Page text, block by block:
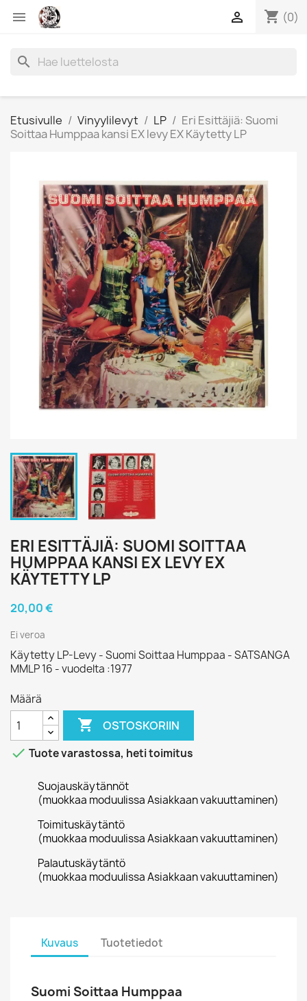
 shopping_cart (0)

search
Etusivulle Vinyylilevyt LP
Eri Esittäjiä: Suomi
Soittaa Humppaa kansi EX levy EX Käytetty LP
ERI ESITTÄJIÄ: SUOMI SOITTAA
HUMPPAA KANSI EX LEVY EX
KÄYTETTY LP
20,00 €
Ei veroa
Käytetty LP-Levy - Suomi Soittaa Humppaa - SATSANGA
MMLP 16 - vuodelta :1977
Määrä
 OSTOSKORIIN
 Tuote varastossa, heti toimitus
Suojauskäytännöt
(muokkaa moduulissa Asiakkaan vakuuttaminen)
Toimituskäytäntö
(muokkaa moduulissa Asiakkaan vakuuttaminen)
Palautuskäytäntö
(muokkaa moduulissa Asiakkaan vakuuttaminen)
Kuvaus Tuotetiedot
Suomi Soittaa Humppaa